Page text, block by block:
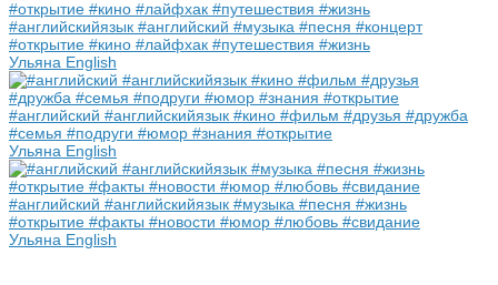
#английскийязык #английский #музыка #песня #концерт
#открытие #кино #лайфхак #путешествия #жизнь
Ульяна English
#английский #английскийязык #кино #фильм #друзья #дружба
#семья #подруги #юмор #знания #открытие
Ульяна English
#английский #английскийязык #музыка #песня #жизнь
#открытие #факты #новости #юмор #любовь #свидание
Ульяна English